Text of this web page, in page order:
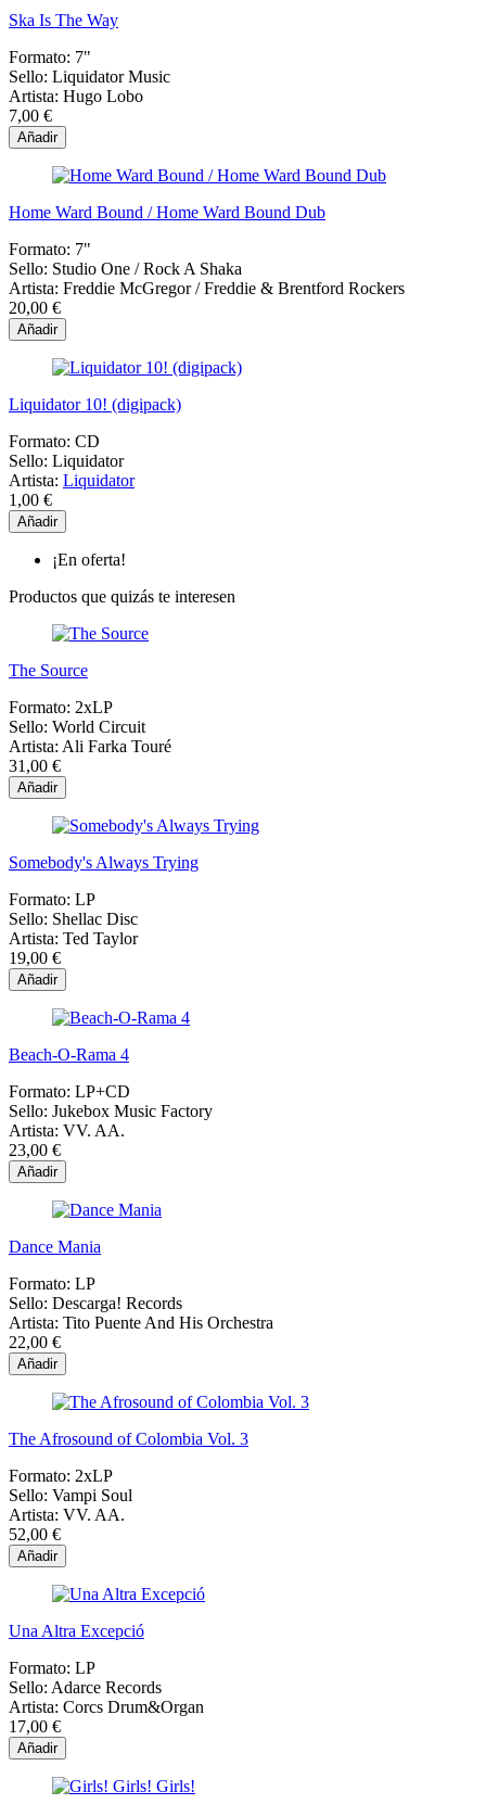
Ska Is The Way
Formato: 7"
Sello: Liquidator Music
Artista: Hugo Lobo
7,00 €
Añadir
Home Ward Bound / Home Ward Bound Dub
Formato: 7"
Sello: Studio One ‎/ Rock A Shaka
Artista: Freddie McGregor / Freddie & Brentford Rockers
20,00 €
Añadir
Liquidator 10! (digipack)
Formato: CD
Sello: Liquidator
Artista: Liquidator
1,00 €
Añadir
¡En oferta!
Productos que quizás te interesen
The Source
Formato: 2xLP
Sello: World Circuit
Artista: Ali Farka Touré
31,00 €
Añadir
Somebody's Always Trying
Formato: LP
Sello: Shellac Disc
Artista: Ted Taylor
19,00 €
Añadir
Beach-O-Rama 4
Formato: LP+CD
Sello: Jukebox Music Factory
Artista: VV. AA.
23,00 €
Añadir
Dance Mania
Formato: LP
Sello: Descarga! Records
Artista: Tito Puente And His Orchestra
22,00 €
Añadir
The Afrosound of Colombia Vol. 3
Formato: 2xLP
Sello: Vampi Soul
Artista: VV. AA.
52,00 €
Añadir
Una Altra Excepció
Formato: LP
Sello: Adarce Records
Artista: Corcs Drum&Organ
17,00 €
Añadir